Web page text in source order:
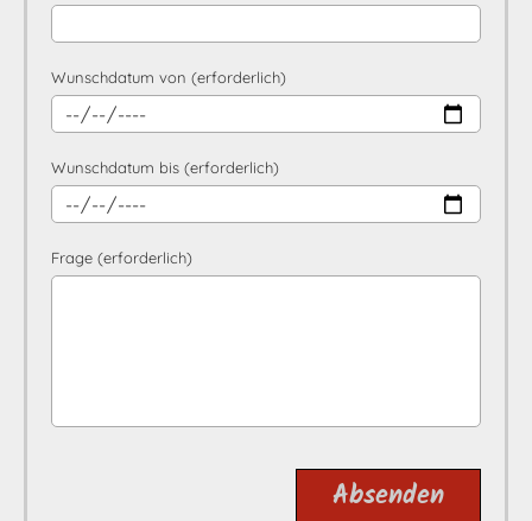
Wunschdatum von (erforderlich)
Wunschdatum bis (erforderlich)
Frage (erforderlich)